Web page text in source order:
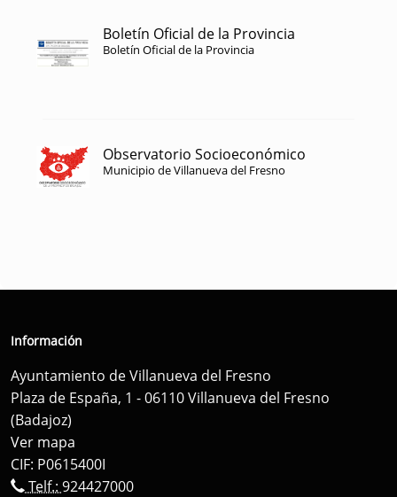
Boletín Oficial de la Provincia
Boletín Oficial de la Provincia
Observatorio Socioeconómico
Municipio de Villanueva del Fresno
Información
Ayuntamiento de Villanueva del Fresno
Plaza de España, 1 - 06110 Villanueva del Fresno
(Badajoz)
Ver mapa
CIF: P0615400I
Telf.: 924427000